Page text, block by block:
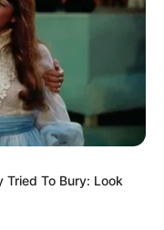
Tried To Bury: Look